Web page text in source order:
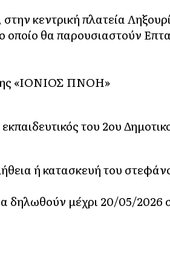
κεντρική πλατεία
θα παρουσιαστούν
«ΙΟΝΙΟΣ ΠΝΟΗ»
του 2ου
ή κατασκευή του
δηλωθούν μέχρι 20/05/2026